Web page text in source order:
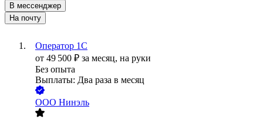
В мессенджер
На почту
Оператор 1C
от 49 500 ₽ за месяц, на руки
Без опыта
Выплаты: Два раза в месяц
ООО Нинэль